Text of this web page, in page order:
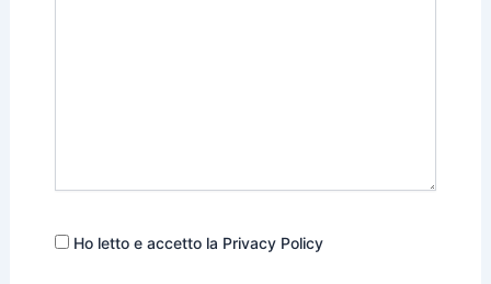
Ho letto e accetto la Privacy Policy